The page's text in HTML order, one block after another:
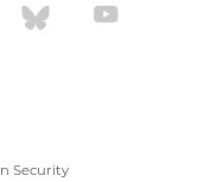
Security